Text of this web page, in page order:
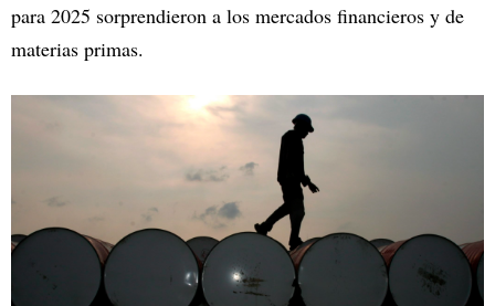
para 2025 sorprendieron a los mercados financieros y de
materias primas.